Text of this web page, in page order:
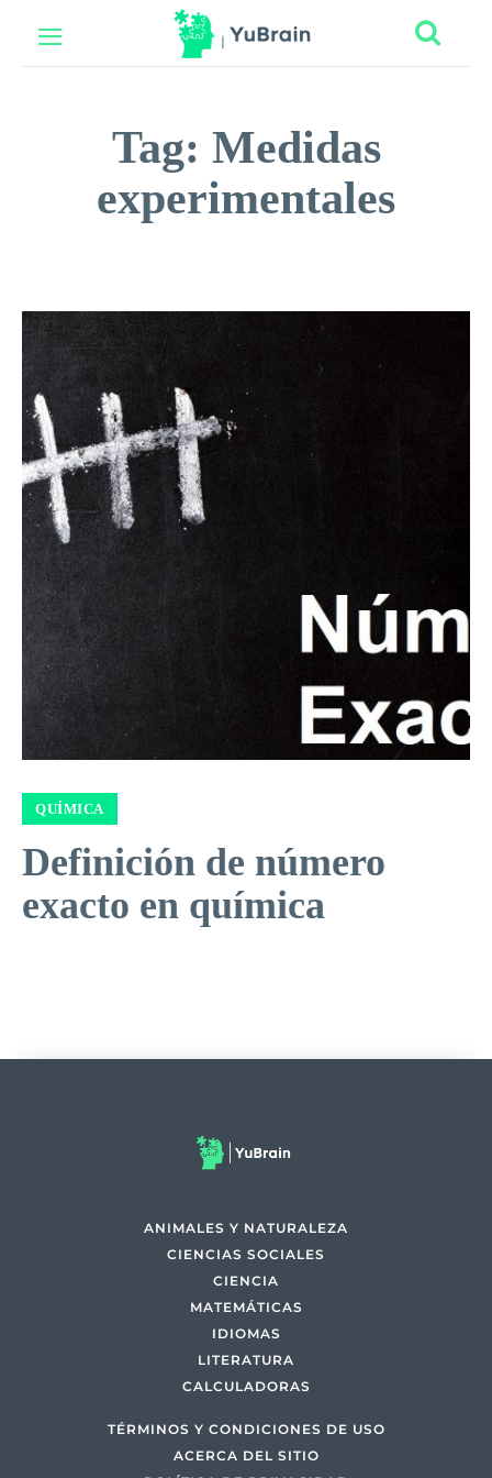
Tag: Medidas
experimentales
QUÍMICA
Definición de número
exacto en química
ANIMALES Y NATURALEZA
CIENCIAS SOCIALES
CIENCIA
MATEMÁTICAS
IDIOMAS
LITERATURA
CALCULADORAS
TÉRMINOS Y CONDICIONES DE USO
ACERCA DEL SITIO